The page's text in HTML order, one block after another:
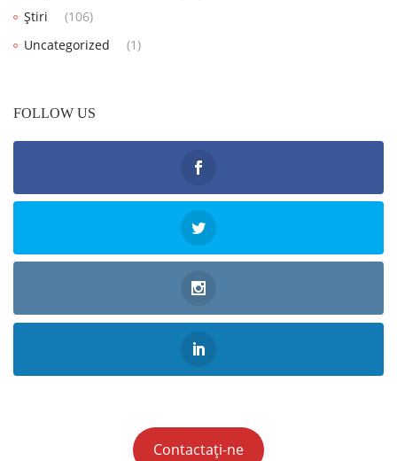
Știri
(106)
Uncategorized
(1)
FOLLOW US
Contactați-ne